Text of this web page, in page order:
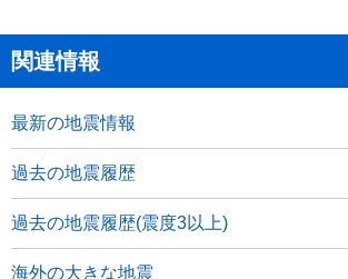
関連情報
最新の地震情報
過去の地震履歴
過去の地震履歴(震度3以上)
海外の大きな地震